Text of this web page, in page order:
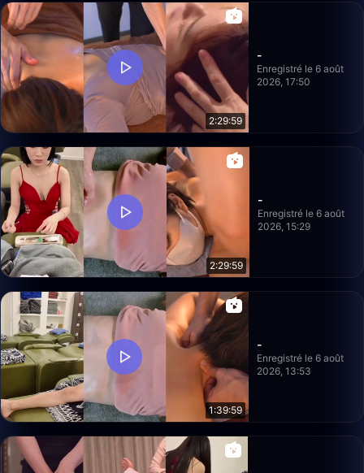
2:29:59
-
Enregistré le 6 août
2026, 17:50
2:29:59
-
Enregistré le 6 août
2026, 15:29
1:39:59
-
Enregistré le 6 août
2026, 13:53